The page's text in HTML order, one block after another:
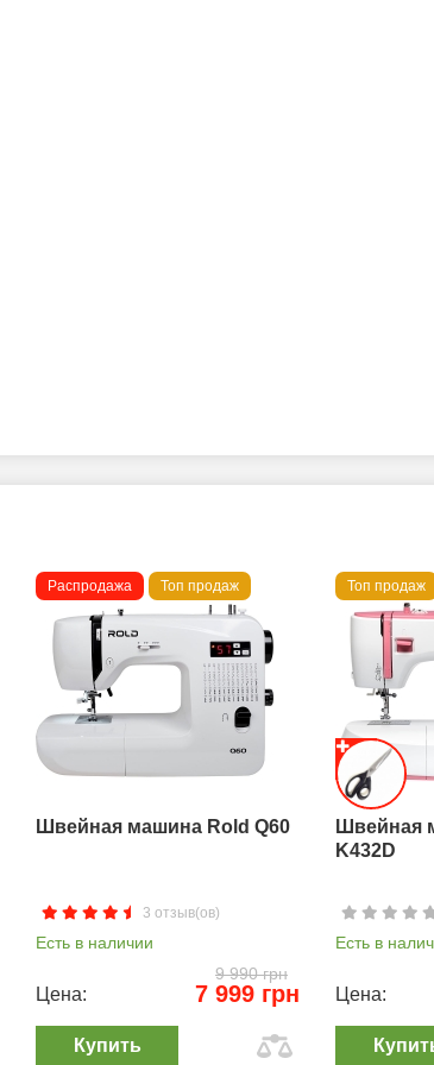
Распродажа Топ продаж
Швейная машина Rold Q60
3 отзыв(ов)
Есть в наличии
9 990 грн
Цена: 7 999 грн
Купить
Топ продаж
Швейная
K432D
Есть в
Цена: